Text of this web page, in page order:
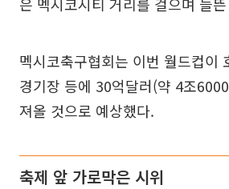
멕시코축구협회는 이번 월드컵이
경기장 등에 30억달러(약 4조
져올 것으로 예상했다.
축제 앞 가로막은 시위